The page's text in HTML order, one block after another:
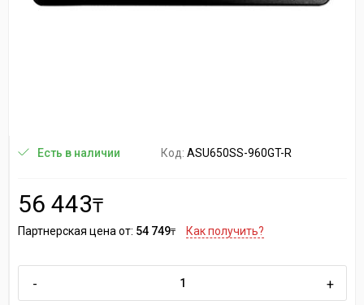
Есть в наличии Код: ASU650SS-960GT-R
56 443₸
Партнерская цена от: 54 749₸ Как получить?
- +